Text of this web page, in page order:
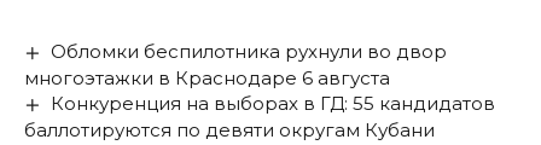
Обломки беспилотника рухнули во двор
многоэтажки в Краснодаре 6 августа
Конкуренция на выборах в ГД: 55 кандидатов
баллотируются по девяти округам Кубани